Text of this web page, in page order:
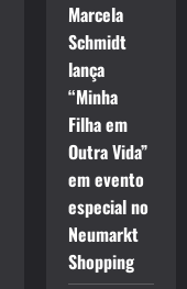
Marcela
Schmidt
lança
“Minha
Filha em
Outra Vida”
em evento
especial no
Neumarkt
Shopping